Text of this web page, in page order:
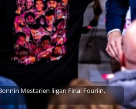
Mestarien liigan Final Fouriin.